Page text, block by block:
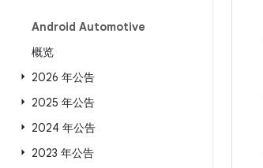
Android Automotive
概览
2026 年公告
2025 年公告
2024 年公告
2023 年公告